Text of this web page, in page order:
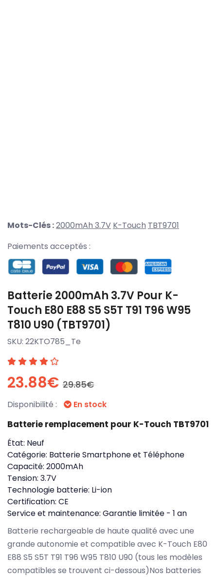
Mots-Clés :2000mAh 3.7V K-Touch TBT9701
Paiements acceptés :
Batterie 2000mAh 3.7V Pour K-
Touch E80 E88 S5 S5T T91 T96 W95
T810 U90 (TBT9701)
SKU: 22KTO785_Te
23.88€ 29.85€
Disponibilité : En stock
Batterie remplacement pour K-Touch TBT9701
État: Neuf
Catégorie: Batterie Smartphone et Téléphone
Capacité: 2000mAh
Tension: 3.7V
Technologie batterie: Li-ion
Certification: CE
Service et maintenance: Garantie limitée - 1 an
Batterie rechargeable de haute qualité avec une
grande autonomie et compatible avec K-Touch E80
E88 S5 S5T T91 T96 W95 T810 U90 (tous les modèles
compatibles se trouvent ci-dessous)Nos batteries